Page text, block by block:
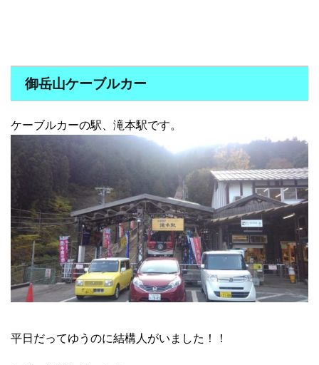
御岳山ケーブルカー
ケーブルカーの駅、滝本駅です。
平日だってゆうのに結構人がいました！！